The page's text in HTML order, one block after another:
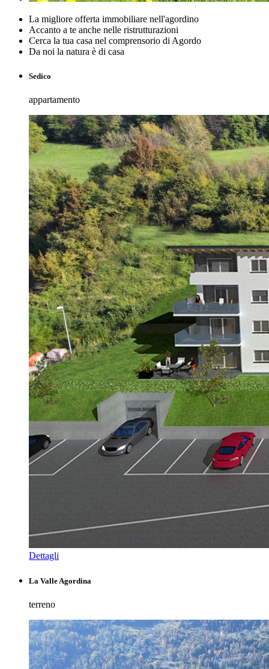
La migliore offerta immobiliare nell'agordino
Accanto a te anche nelle ristrutturazioni
Cerca la tua casa nel comprensorio di Agordo
Da noi la natura è di casa
Sedico
appartamento
Dettagli
La Valle Agordina
terreno